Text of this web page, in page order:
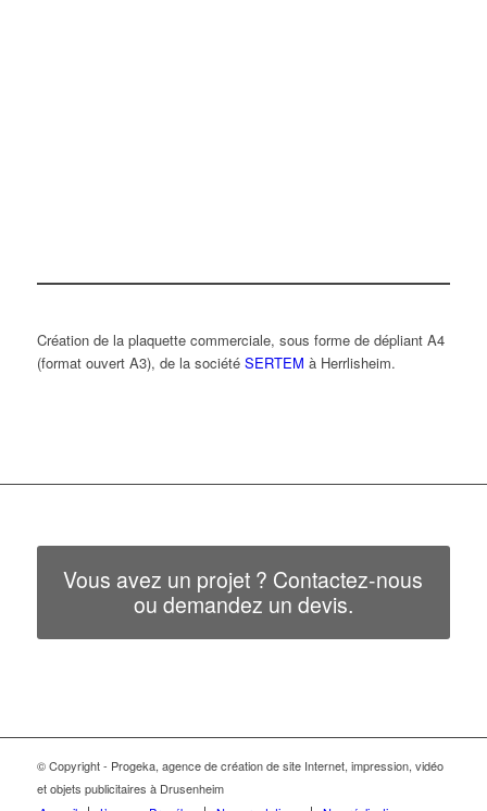
Création de la plaquette commerciale, sous forme de dépliant A4
(format ouvert A3), de la société SERTEM à Herrlisheim.
Vous avez un projet ? Contactez-nous
ou demandez un devis.
© Copyright - Progeka, agence de création de site Internet, impression, vidéo
et objets publicitaires à Drusenheim